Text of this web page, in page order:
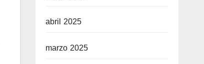
abril 2025
marzo 2025